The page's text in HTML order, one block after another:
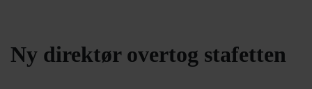
Ny direktør overtog stafetten